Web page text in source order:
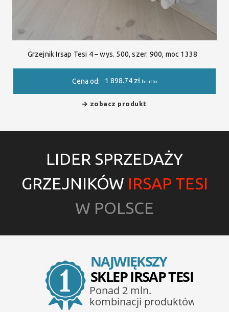
Grzejnik Irsap Tesi 4 – wys. 500, szer. 900, moc 1338
Cena od: 1 898.74 zł brutto
zobacz produkt
LIDER SPRZEDAŻY
GRZEJNIKÓW IRSAP TESI
W POLSCE